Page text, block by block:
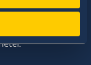
I ungefär hälften
och